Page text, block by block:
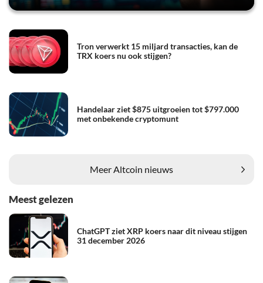
Tron verwerkt 15 miljard transacties, kan de
TRX koers nu ook stijgen?
Handelaar ziet $875 uitgroeien tot $797.000
met onbekende cryptomunt
Meer Altcoin nieuws
Meest gelezen
ChatGPT ziet XRP koers naar dit niveau stijgen
31 december 2026